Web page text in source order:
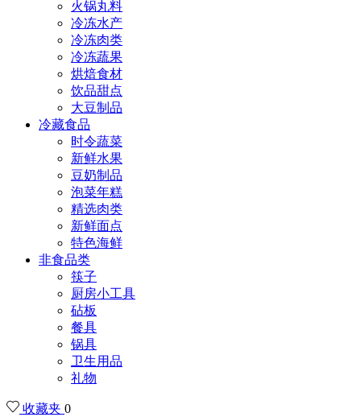
火锅丸料
冷冻水产
冷冻肉类
冷冻蔬果
烘焙食材
饮品甜点
大豆制品
冷藏食品
时令蔬菜
新鲜水果
豆奶制品
泡菜年糕
精选肉类
新鲜面点
特色海鲜
非食品类
筷子
厨房小工具
砧板
餐具
锅具
卫生用品
礼物
收藏夹 0